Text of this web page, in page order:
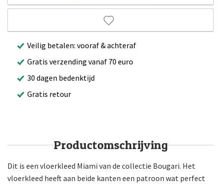
Veilig betalen: vooraf & achteraf
Gratis verzending vanaf 70 euro
30 dagen bedenktijd
Gratis retour
Productomschrijving
Dit is een vloerkleed Miami van de collectie Bougari. Het
vloerkleed heeft aan beide kanten een patroon wat perfect